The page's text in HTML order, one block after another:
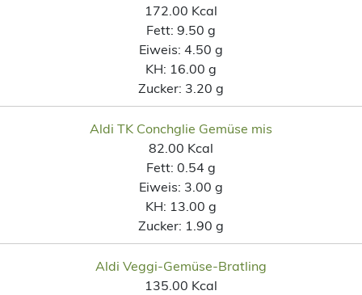
172.00 Kcal
Fett: 9.50 g
Eiweis: 4.50 g
KH: 16.00 g
Zucker: 3.20 g
Aldi TK Conchglie Gemüse mis
82.00 Kcal
Fett: 0.54 g
Eiweis: 3.00 g
KH: 13.00 g
Zucker: 1.90 g
Aldi Veggi-Gemüse-Bratling
135.00 Kcal